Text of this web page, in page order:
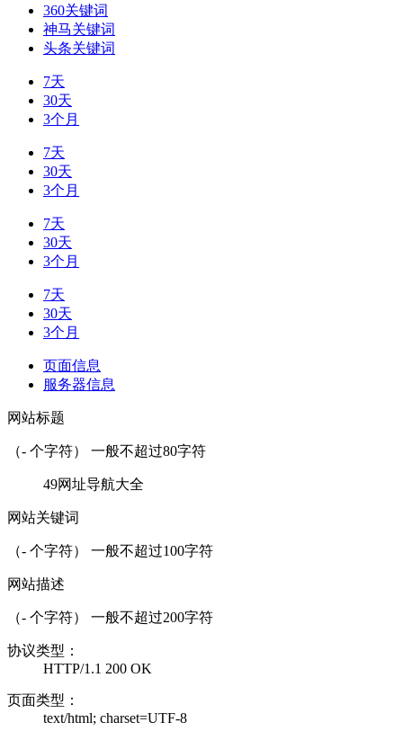
360关键词
神马关键词
头条关键词
7天
30天
3个月
7天
30天
3个月
7天
30天
3个月
7天
30天
3个月
页面信息
服务器信息
网站标题
（- 个字符） 一般不超过80字符
49网址导航大全
网站关键词
（- 个字符） 一般不超过100字符
网站描述
（- 个字符） 一般不超过200字符
协议类型：
HTTP/1.1 200 OK
页面类型：
text/html; charset=UTF-8